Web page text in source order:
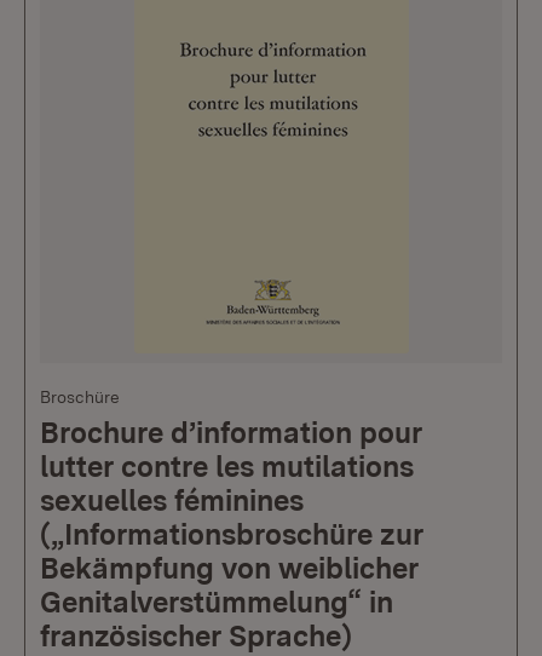
Broschüre
Brochure d’information pour
lutter contre les mutilations
sexuelles féminines
(„Informationsbroschüre zur
Bekämpfung von weiblicher
Genitalverstümmelung“ in
französischer Sprache)